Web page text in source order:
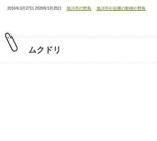
投
2016年3月27日 最
2020年5月25日
タ
グ：
旭川市の野鳥
カ
テ
旭川市や近隣の動物や野鳥
ムクドリ